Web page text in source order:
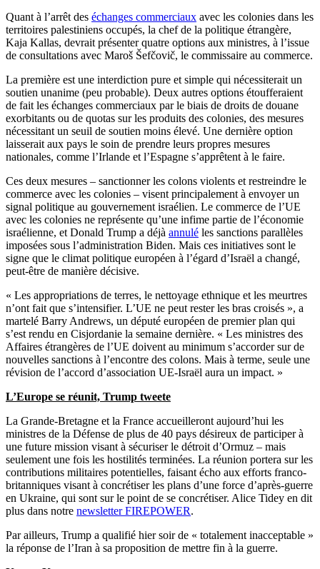
Quant à l’arrêt des échanges commerciaux avec les colonies dans les
territoires palestiniens occupés, la chef de la politique étrangère,
Kaja Kallas, devrait présenter quatre options aux ministres, à l’issue
de consultations avec Maroš Šefčovič, le commissaire au commerce.
La première est une interdiction pure et simple qui nécessiterait un
soutien unanime (peu probable). Deux autres options étoufferaient
de fait les échanges commerciaux par le biais de droits de douane
exorbitants ou de quotas sur les produits des colonies, des mesures
nécessitant un seuil de soutien moins élevé. Une dernière option
laisserait aux pays le soin de prendre leurs propres mesures
nationales, comme l’Irlande et l’Espagne s’apprêtent à le faire.
Ces deux mesures – sanctionner les colons violents et restreindre le
commerce avec les colonies – visent principalement à envoyer un
signal politique au gouvernement israélien. Le commerce de l’UE
avec les colonies ne représente qu’une infime partie de l’économie
israélienne, et Donald Trump a déjà annulé les sanctions parallèles
imposées sous l’administration Biden. Mais ces initiatives sont le
signe que le climat politique européen à l’égard d’Israël a changé,
peut-être de manière décisive.
« Les appropriations de terres, le nettoyage ethnique et les meurtres
n’ont fait que s’intensifier. L’UE ne peut rester les bras croisés », a
martelé Barry Andrews, un député européen de premier plan qui
s’est rendu en Cisjordanie la semaine dernière. « Les ministres des
Affaires étrangères de l’UE doivent au minimum s’accorder sur de
nouvelles sanctions à l’encontre des colons. Mais à terme, seule une
révision de l’accord d’association UE-Israël aura un impact. »
L’Europe se réunit, Trump tweete
La Grande-Bretagne et la France accueilleront aujourd’hui les
ministres de la Défense de plus de 40 pays désireux de participer à
une future mission visant à sécuriser le détroit d’Ormuz – mais
seulement une fois les hostilités terminées. La réunion portera sur les
contributions militaires potentielles, faisant écho aux efforts franco-
britanniques visant à concrétiser les plans d’une force d’après-guerre
en Ukraine, qui sont sur le point de se concrétiser. Alice Tidey en dit
plus dans notre newsletter FIREPOWER.
Par ailleurs, Trump a qualifié hier soir de « totalement inacceptable »
la réponse de l’Iran à sa proposition de mettre fin à la guerre.